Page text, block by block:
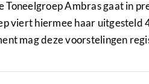
Toneelgroep Ambras gaat in
viert hiermee haar
mag deze voorstelingen